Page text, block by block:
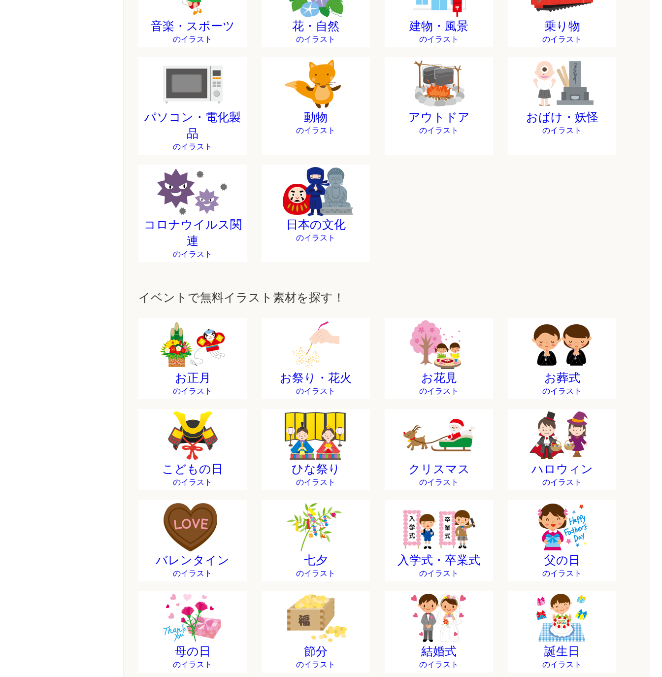
音楽・スポーツ
のイラスト
花・自然
のイラスト
建物・風景
のイラスト
乗り物
のイラスト
パソコン・電化製
品
のイラスト
動物
のイラスト
アウトドア
のイラスト
おばけ・妖怪
のイラスト
コロナウイルス関
連
のイラスト
日本の文化
のイラスト
イベントで無料イラスト素材を探す！
お正月
のイラスト
お祭り・花火
のイラスト
お花見
のイラスト
お葬式
のイラスト
こどもの日
のイラスト
ひな祭り
のイラスト
クリスマス
のイラスト
ハロウィン
のイラスト
バレンタイン
のイラスト
七夕
のイラスト
入学式・卒業式
のイラスト
父の日
のイラスト
母の日
のイラスト
節分
のイラスト
結婚式
のイラスト
誕生日
のイラスト